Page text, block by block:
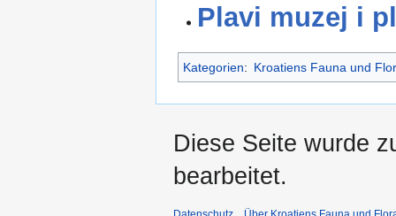
Plavi muzej i
Kategorien: Kroatiens Fauna und
Diese Seite wurde
bearbeitet.